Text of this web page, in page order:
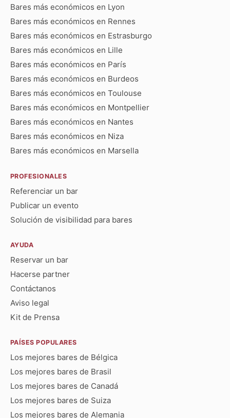
Bares más económicos en Lyon
Bares más económicos en Rennes
Bares más económicos en Estrasburgo
Bares más económicos en Lille
Bares más económicos en París
Bares más económicos en Burdeos
Bares más económicos en Toulouse
Bares más económicos en Montpellier
Bares más económicos en Nantes
Bares más económicos en Niza
Bares más económicos en Marsella
PROFESIONALES
Referenciar un bar
Publicar un evento
Solución de visibilidad para bares
AYUDA
Reservar un bar
Hacerse partner
Contáctanos
Aviso legal
Kit de Prensa
PAÍSES POPULARES
Los mejores bares de Bélgica
Los mejores bares de Brasil
Los mejores bares de Canadá
Los mejores bares de Suiza
Los mejores bares de Alemania